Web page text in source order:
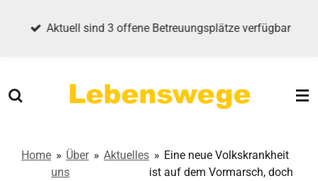
HauptinhaltAktuell sind 3 offene Betreuungsplätze verfügbar
Home » Über
uns
» Aktuelles » Eine neue Volkskrankheit
ist auf dem Vormarsch, doch